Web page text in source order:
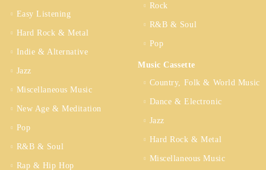
Easy Listening
Hard Rock & Metal
Indie & Alternative
Jazz
Miscellaneous Music
New Age & Meditation
Pop
R&B & Soul
Rap & Hip Hop
Rock
R&B & Soul
Pop
Music Cassette
Country, Folk & World Music
Dance & Electronic
Jazz
Hard Rock & Metal
Miscellaneous Music